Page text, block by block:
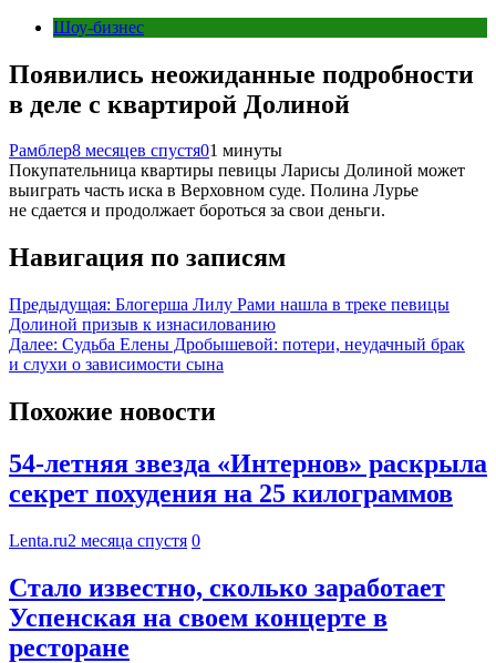
Шоу-бизнес
Появились неожиданные подробности
в деле с квартирой Долиной
Рамблер8 месяцев спустя01 минуты
Покупательница квартиры певицы Ларисы Долиной может
выиграть часть иска в Верховном суде. Полина Лурье
не сдается и продолжает бороться за свои деньги.
Навигация по записям
Предыдущая: Блогерша Лилу Рами нашла в треке певицы
Долиной призыв к изнасилованию
Далее: Судьба Елены Дробышевой: потери, неудачный брак
и слухи о зависимости сына
Похожие новости
54-летняя звезда «Интернов» раскрыла
секрет похудения на 25 килограммов
Lenta.ru2 месяца спустя 0
Стало известно, сколько заработает
Успенская на своем концерте в
ресторане